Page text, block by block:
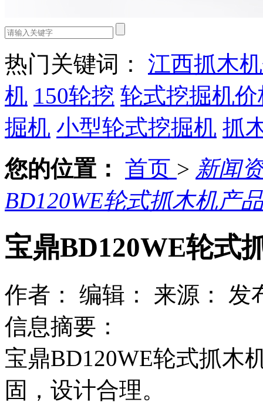
热门关键词： 江西抓木
机 150轮挖 轮式挖掘机
掘机 小型轮式挖掘机 抓
您的位置： 首页 > 新闻
BD120WE轮式抓木机产
宝鼎BD120WE轮式
作者： 编辑： 来源： 发
信息摘要：
宝鼎BD120WE轮式抓木
固，设计合理。